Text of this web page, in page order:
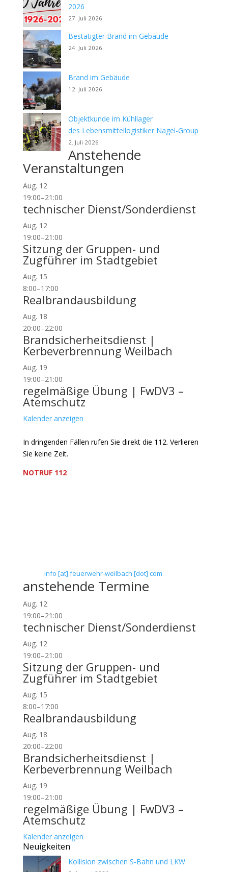
2026
27. Juli 2026
Bestätigter Brand im Gebäude
24. Juli 2026
Brand im Gebäude
12. Juli 2026
Objektkunde im Kühllager
des Lebensmittellogistiker Nagel-Group
2. Juli 2026
Anstehende
Veranstaltungen
Aug. 12
19:00–21:00
technischer Dienst/Sonderdienst
Aug. 12
19:00–21:00
Sitzung der Gruppen- und
Zugführer im Stadtgebiet
Aug. 15
8:00–17:00
Realbrandausbildung
Aug. 18
20:00–22:00
Brandsicherheitsdienst |
Kerbeverbrennung Weilbach
Aug. 19
19:00–21:00
regelmäßige Übung | FwDV3 –
Atemschutz
Kalender anzeigen
In dringenden Fällen rufen Sie direkt die 112. Verlieren
Sie keine Zeit.
NOTRUF 112
info [at] feuerwehr-weilbach [dot] com
anstehende Termine
Aug. 12
19:00–21:00
technischer Dienst/Sonderdienst
Aug. 12
19:00–21:00
Sitzung der Gruppen- und
Zugführer im Stadtgebiet
Aug. 15
8:00–17:00
Realbrandausbildung
Aug. 18
20:00–22:00
Brandsicherheitsdienst |
Kerbeverbrennung Weilbach
Aug. 19
19:00–21:00
regelmäßige Übung | FwDV3 –
Atemschutz
Kalender anzeigen
Neuigkeiten
Kollision zwischen S-Bahn und LKW